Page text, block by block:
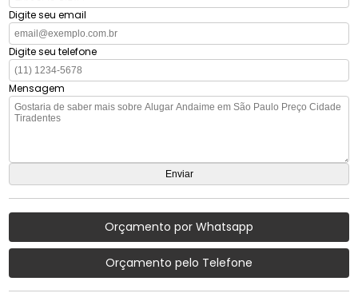
Digite seu email
Digite seu telefone
Mensagem
Orçamento por Whatsapp
Orçamento pelo Telefone